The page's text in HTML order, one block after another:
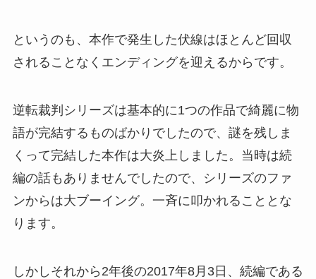
というのも、本作で発生した伏線はほとんど回収
されることなくエンディングを迎えるからです。
逆転裁判シリーズは基本的に1つの作品で綺麗に物
語が完結するものばかりでしたので、謎を残しま
くって完結した本作は大炎上しました。当時は続
編の話もありませんでしたので、シリーズのファ
ンからは大ブーイング。一斉に叩かれることとな
ります。
しかしそれから2年後の2017年8月3日、続編である